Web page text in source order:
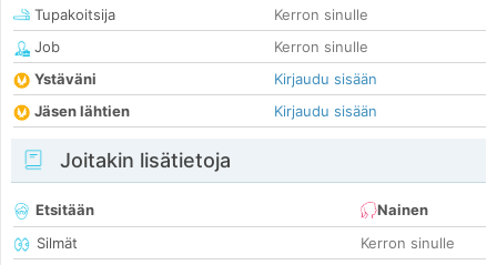
Tupakoitsija
Kerron sinulle
Job
Kerron sinulle
Ystäväni
Kirjaudu sisään
Jäsen lähtien
Kirjaudu sisään
Joitakin lisätietoja
Etsitään
Nainen
Silmät
Kerron sinulle